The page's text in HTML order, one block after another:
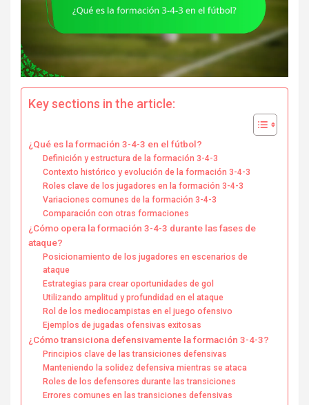
Key sections in the article:
¿Qué es la formación 3-4-3 en el fútbol?
Definición y estructura de la formación 3-4-3
Contexto histórico y evolución de la formación 3-4-3
Roles clave de los jugadores en la formación 3-4-3
Variaciones comunes de la formación 3-4-3
Comparación con otras formaciones
¿Cómo opera la formación 3-4-3 durante las fases de
ataque?
Posicionamiento de los jugadores en escenarios de
ataque
Estrategias para crear oportunidades de gol
Utilizando amplitud y profundidad en el ataque
Rol de los mediocampistas en el juego ofensivo
Ejemplos de jugadas ofensivas exitosas
¿Cómo transiciona defensivamente la formación 3-4-3?
Principios clave de las transiciones defensivas
Manteniendo la solidez defensiva mientras se ataca
Roles de los defensores durante las transiciones
Errores comunes en las transiciones defensivas